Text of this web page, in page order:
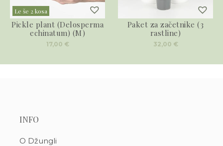
Le še 2 kosa
Pickle plant (Delosperma
echinatum) (M)
17,00 €
Paket za začetnike (3
rastline)
32,00 €
INFO
O Džungli